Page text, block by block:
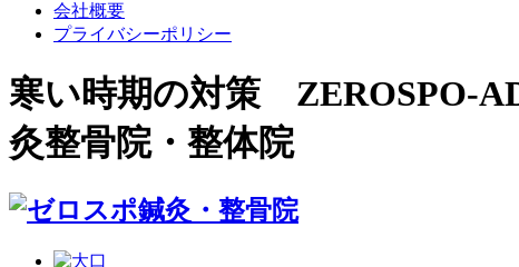
会社概要
プライバシーポリシー
寒い時期の対策
灸整骨院・整体院